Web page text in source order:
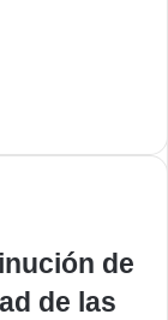
de
de las